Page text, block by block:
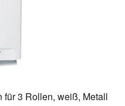
für 3 Rollen, weiß, Metall